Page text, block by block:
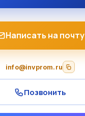
Написать на почту
info@invprom.ru
Позвонить